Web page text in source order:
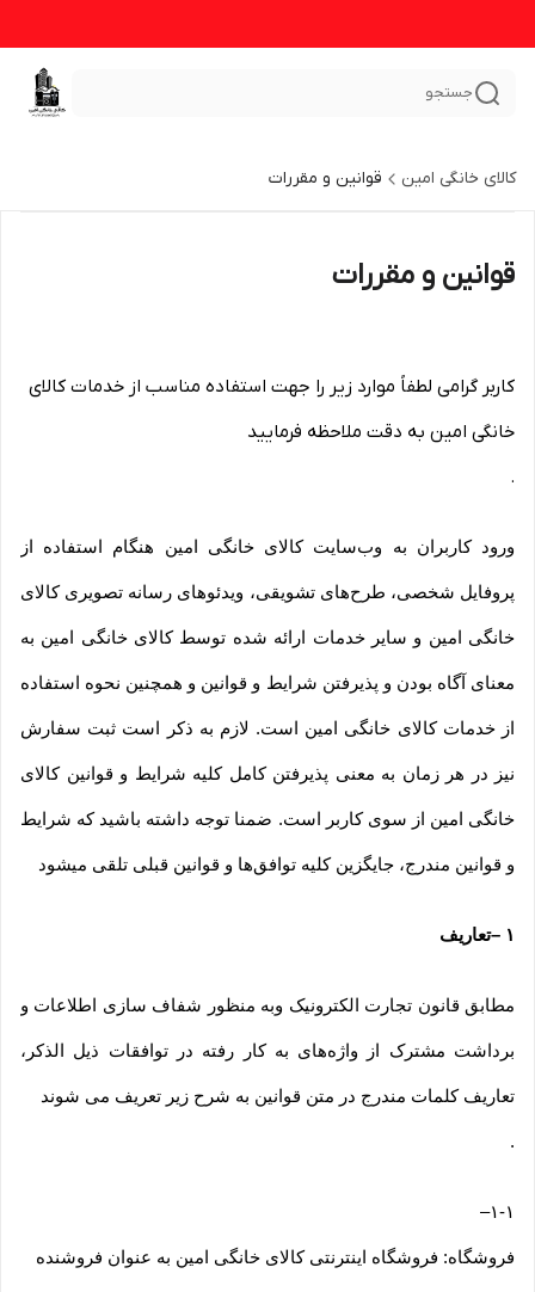
جستجو
کالای خانگی امین قوانین و مقررات
قوانین و مقررات
کاربر گرامی لطفاً موارد زیر را جهت استفاده مناسب از خدمات کالای
خانگی امین به دقت ملاحظه فرمایید
.
ورود کاربران به وب‏‌سایت کالای خانگی امین هنگام استفاده از
پروفایل شخصی، طرح‏‌های تشویقی، ویدئوهای رسانه تصویری کالای
خانگی امین و سایر خدمات ارائه شده توسط کالای خانگی امین به
معنای آگاه بودن و پذیرفتن شرایط و قوانین و همچنین نحوه استفاده
از خدمات کالای خانگی امین است. لازم به ذکر است ثبت سفارش
نیز در هر زمان به معنی پذیرفتن کامل کلیه شرایط و قوانین کالای
خانگی امین از سوی کاربر است. ضمنا توجه داشته باشید که شرایط
و قوانین مندرج، جایگزین کلیه توافق‏‌ها و قوانین قبلی تلقی میشود
۱ –تعاریف
مطابق قانون تجارت الکترونیک وبه منظور شفاف سازی اطلاعات و
برداشت مشترک از واژه‌های به کار رفته در توافقات ذیل الذکر،
تعاریف کلمات مندرج در متن قوانین به شرح زیر تعریف می شوند
.
۱-۱–
فروشگاه: فروشگاه اینترنتی کالای خانگی امین به عنوان فروشنده